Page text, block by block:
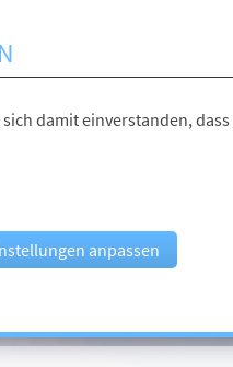
damit einverstanden,
anpassen